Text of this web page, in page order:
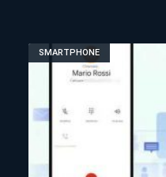
SMARTPHONE